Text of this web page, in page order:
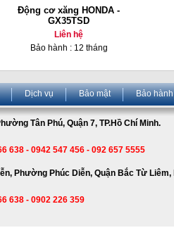
Động cơ xăng HONDA -
GX35TSD
Liên hệ
Bảo hành : 12 tháng
Dịch vụ Bảo mật Bảo hành
Tân Phú, Quận 7, TP.Hồ Chí Minh.
638 - 0942 547 456 - 092 657 5555
Phường Phúc Diễn, Quận Bắc Từ Liêm,
638 - 0902 226 359